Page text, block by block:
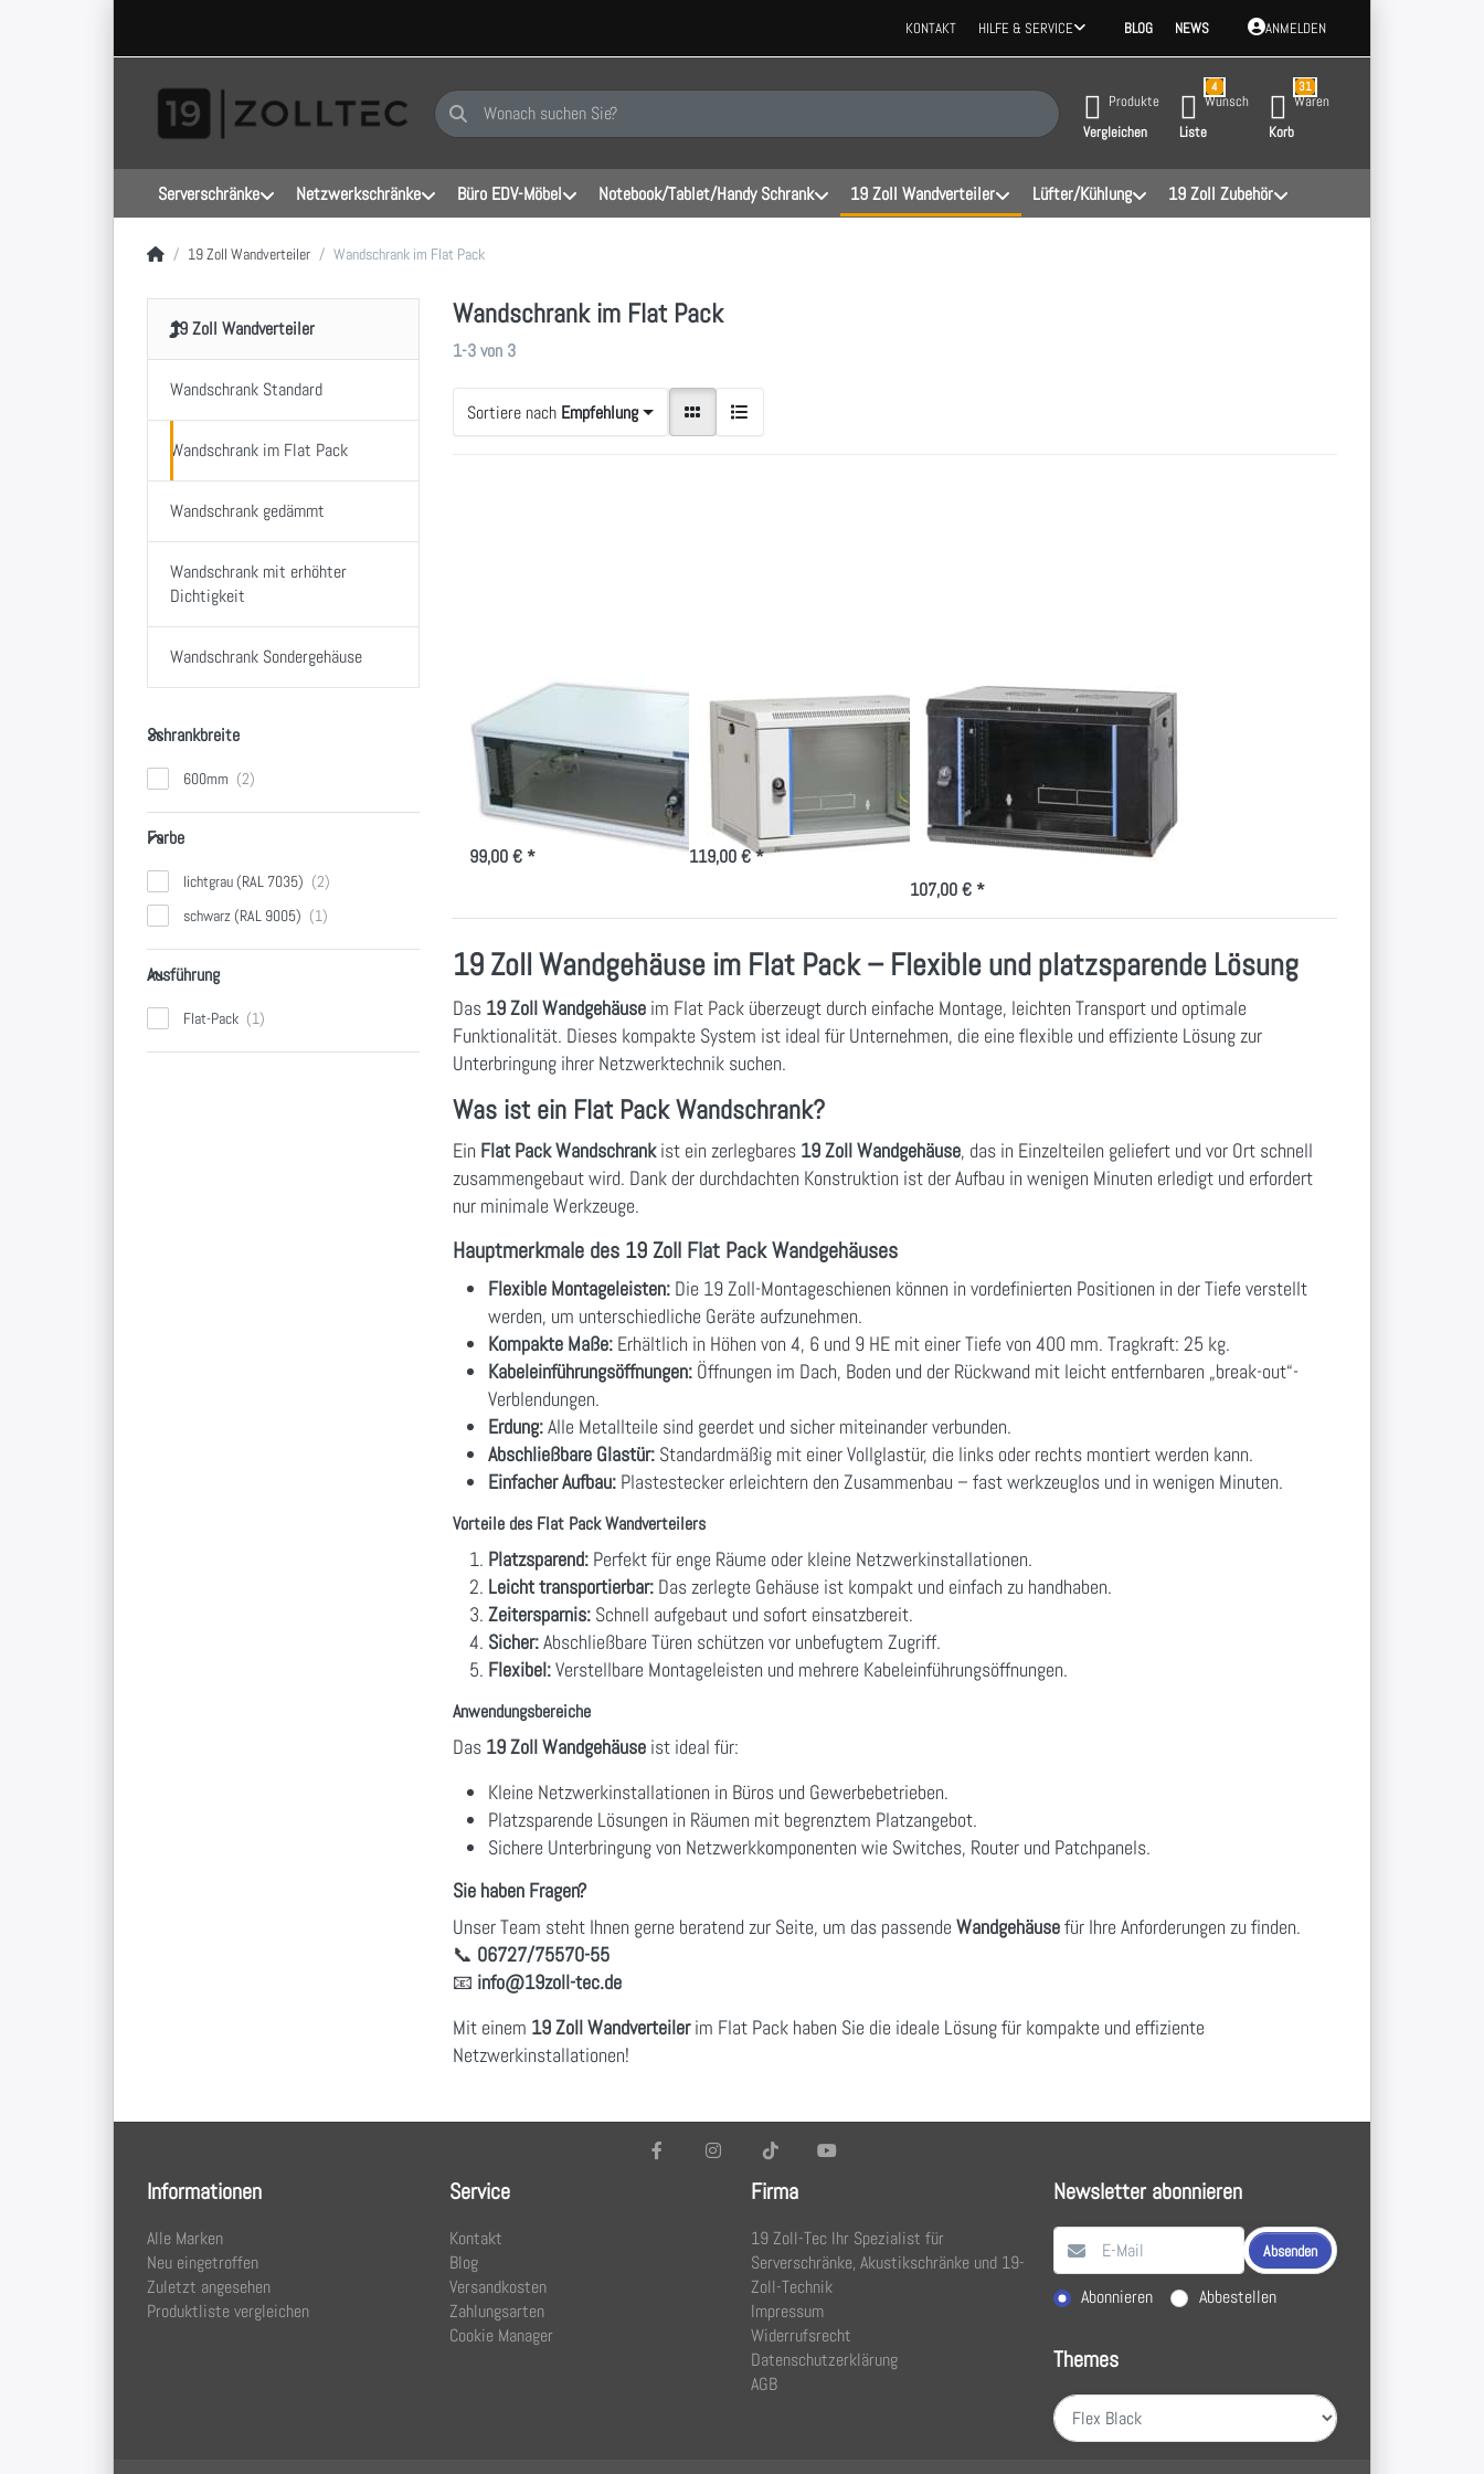
KONTAKT HILFE & SERVICE BLOG NEWS ANMELDEN
Geben Sie einen Suchbegriff ein. Während Sie tippen, erscheinen automatisch erste Ergebnisse. Drücken Sie die Eingabetaste, um alle Ergebnisse aufzurufen.
Produkte
Vergleichen
4
Wunsch
Liste
31
Waren
Korb
Serverschränke Netzwerkschränke Büro EDV-Möbel Notebook/Tablet/Handy Schrank 19 Zoll Wandverteiler Lüfter/Kühlung 19 Zoll Zubehör
Startseite
19 Zoll Wandverteiler Wandschrank im Flat Pack
19 Zoll Wandverteiler
Wandschrank Standard
Wandschrank im Flat Pack
Wandschrank gedämmt
Wandschrank mit erhöhter
Dichtigkeit
Wandschrank Sondergehäuse
Schrankbreite
Schrankbreite
600mm
Farbe
Farbe
lichtgrau (RAL 7035)
schwarz (RAL 9005)
Ausführung
Ausführung
Flat-Pack
Wandschrank im Flat Pack
Suchergebnisse:
1-3von 3
Sortiere nach Empfehlung
Wandgehäuse im
Paket 400 tief,
versch. Höhen
19" Wandverteiler 4-12HE mit
Glastür- der Kompakte
99,00 € *
Wandgehäuse im
Paket in versch.
Größen
19" Wandverteiler mit Glastür-
im Flat Pack
119,00 € *
schwarzes
Wandgehäuse im
Paket in versch.
Größen
19" Wandverteiler mit Glastür-
im Paket versendet
107,00 € *
19 Zoll Wandgehäuse im Flat Pack – Flexible und platzsparende Lösung
Das 19 Zoll Wandgehäuse im Flat Pack überzeugt durch einfache Montage, leichten Transport und optimale
Funktionalität. Dieses kompakte System ist ideal für Unternehmen, die eine flexible und effiziente Lösung zur
Unterbringung ihrer Netzwerktechnik suchen.
Was ist ein Flat Pack Wandschrank?
Ein Flat Pack Wandschrankist ein zerlegbares 19 Zoll Wandgehäuse, das in Einzelteilen geliefert und vor Ort schnell
zusammengebaut wird. Dank der durchdachten Konstruktion ist der Aufbau in wenigen Minuten erledigt und erfordert
nur minimale Werkzeuge.
Hauptmerkmale des 19 Zoll Flat Pack Wandgehäuses
Flexible Montageleisten: Die 19 Zoll-Montageschienen können in vordefinierten Positionen in der Tiefe verstellt
werden, um unterschiedliche Geräte aufzunehmen.
Kompakte Maße: Erhältlich in Höhen von 4, 6 und 9 HE mit einer Tiefe von 400 mm. Tragkraft: 25 kg.
Kabeleinführungsöffnungen: Öffnungen im Dach, Boden und der Rückwand mit leicht entfernbaren „break-out“-
Verblendungen.
Erdung:Alle Metallteile sind geerdet und sicher miteinander verbunden.
Abschließbare Glastür: Standardmäßig mit einer Vollglastür, die links oder rechts montiert werden kann.
Einfacher Aufbau: Plastestecker erleichtern den Zusammenbau – fast werkzeuglos und in wenigen Minuten.
Vorteile des Flat Pack Wandverteilers
Platzsparend: Perfekt für enge Räume oder kleine Netzwerkinstallationen.
Leicht transportierbar: Das zerlegte Gehäuse ist kompakt und einfach zu handhaben.
Zeitersparnis: Schnell aufgebaut und sofort einsatzbereit.
Sicher:Abschließbare Türen schützen vor unbefugtem Zugriff.
Flexibel:Verstellbare Montageleisten und mehrere Kabeleinführungsöffnungen.
Anwendungsbereiche
Das 19 Zoll Wandgehäuse ist ideal für:
Kleine Netzwerkinstallationen in Büros und Gewerbebetrieben.
Platzsparende Lösungen in Räumen mit begrenztem Platzangebot.
Sichere Unterbringung von Netzwerkkomponenten wie Switches, Router und Patchpanels.
Sie haben Fragen?
Unser Team steht Ihnen gerne beratend zur Seite, um das passende Wandgehäusefür Ihre Anforderungen zu finden.
📞 06727/75570-55
📧 info@19zoll-tec.de
Mit einem 19 Zoll Wandverteilerim Flat Pack haben Sie die ideale Lösung für kompakte und effiziente
Netzwerkinstallationen!
Informationen
Alle Marken
Neu eingetroffen
Zuletzt angesehen
Produktliste vergleichen
Service
Kontakt
Blog
Versandkosten
Zahlungsarten
Cookie Manager
Firma
19 Zoll-Tec Ihr Spezialist für
Serverschränke, Akustikschränke und 19-
Zoll-Technik
Impressum
Widerrufsrecht
Datenschutzerklärung
AGB
Newsletter abonnieren
Absenden
Aktion wählen
Abonnieren Abbestellen
Themes